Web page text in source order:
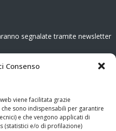
Consenso
viene facilitata grazie
sono indispensabili per garantire
e che vengono applicati di
(statistici e/o di profilazione)
segnalate tramite newsletter
presso il Tribunale di
Direttore responsabile: